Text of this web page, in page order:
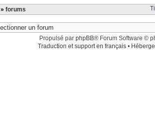
» forums
Propulsé par phpBB® Forum Software ©
Traduction et support en français •